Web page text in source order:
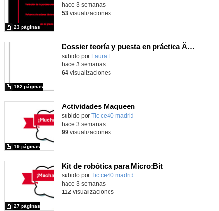
23 páginas
hace 3 semanas
53visualizaciones
Dossier teoría y puesta en práctica Äprendizaje Basado en Juegos en Educación Infantil y Primaria
Contenido educativo.
subido por Laura L.
182 páginas
hace 3 semanas
64visualizaciones
Actividades Maqueen
Contenido educativo.
subido por Tic ce40 madrid
19 páginas
hace 3 semanas
99visualizaciones
Kit de robótica para Micro:Bit
Contenido educativo.
subido por Tic ce40 madrid
27 páginas
hace 3 semanas
112 visualizaciones